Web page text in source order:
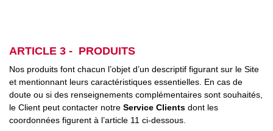
ARTICLE 3 - PRODUITS
Nos produits font chacun l’objet d’un descriptif figurant sur le Site
et mentionnant leurs caractéristiques essentielles. En cas de
doute ou si des renseignements complémentaires sont souhaités,
le Client peut contacter notre Service Clients dont les
coordonnées figurent à l’article 11 ci-dessous.